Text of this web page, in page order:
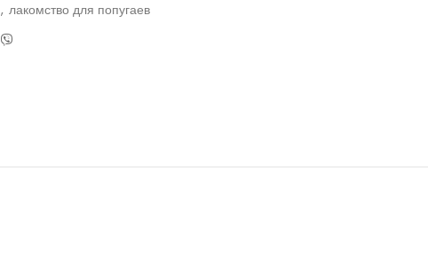
, лакомство для попугаев